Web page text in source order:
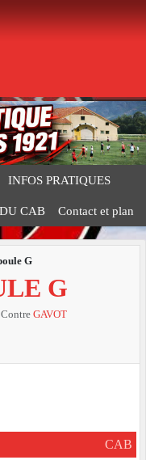
INFOS PRATIQUES
CAB Contact et plan
G
G
GAVOT
CAB